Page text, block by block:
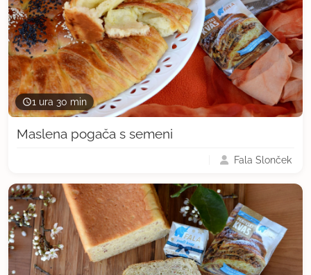
1 ura 30 min
Maslena pogača s semeni
Fala Slonček